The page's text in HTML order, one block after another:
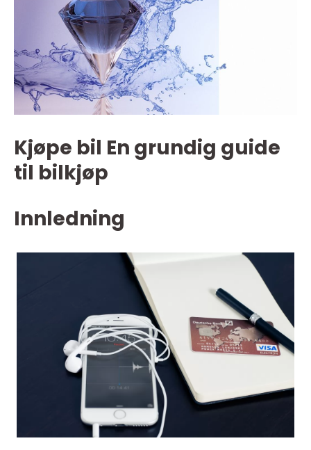
Kjøpe bil En grundig guide
til bilkjøp
Innledning